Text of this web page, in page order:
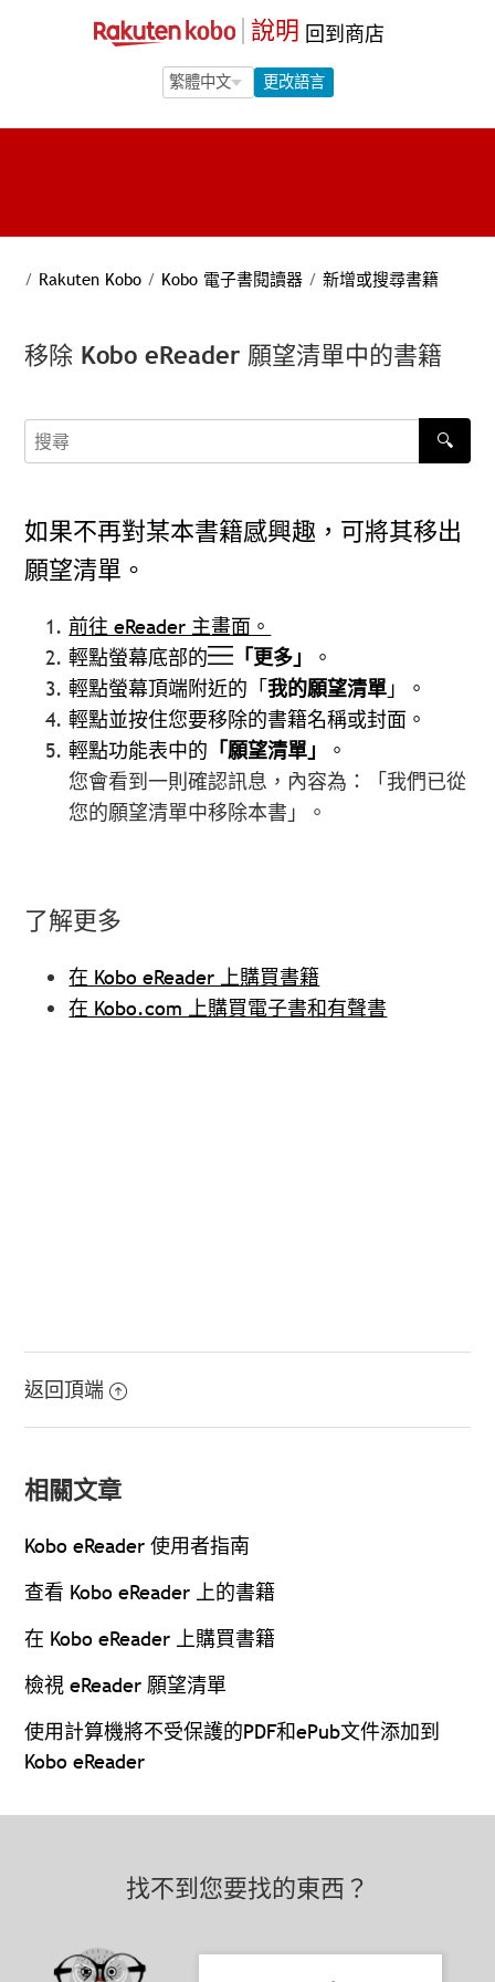
說明 回到商店
Language Selection
Language Selection
更改語言
/ Rakuten Kobo / Kobo 電子書閱讀器 / 新增或搜尋書籍
移除 Kobo eReader 願望清單中的書籍
搜尋
🔍
如果不再對某本書籍感興趣，可將其移出
願望清單。
前往 eReader 主畫面。
輕點螢幕底部的
「更多」
。
輕點螢幕頂端附近的「我的願望清單 」。
輕點並按住您要移除的書籍名稱或封面。
輕點功能表中的 「願望清單」
。
您會看到一則確認訊息，內容為：「我們已從
您的願望清單中移除本書」。
了解更多
在 Kobo eReader 上購買書籍
在 Kobo.com 上購買電子書和有聲書
返回頂端
相關文章
Kobo eReader 使用者指南
查看 Kobo eReader 上的書籍
在 Kobo eReader 上購買書籍
檢視 eReader 願望清單
使用計算機將不受保護的PDF和ePub文件添加到
Kobo eReader
找不到您要找的東西？